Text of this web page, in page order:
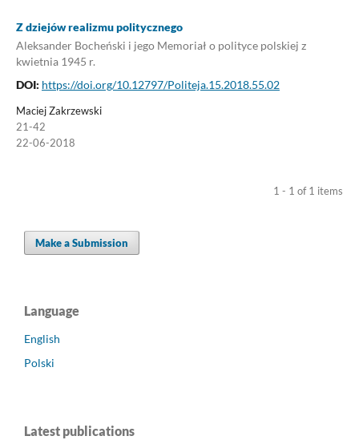
Z dziejów realizmu politycznego
Aleksander Bocheński i jego Memoriał o polityce polskiej z
kwietnia 1945 r.
DOI: https://doi.org/10.12797/Politeja.15.2018.55.02
Maciej Zakrzewski
21-42
22-06-2018
1 - 1 of 1 items
Make a Submission
Language
English
Polski
Latest publications